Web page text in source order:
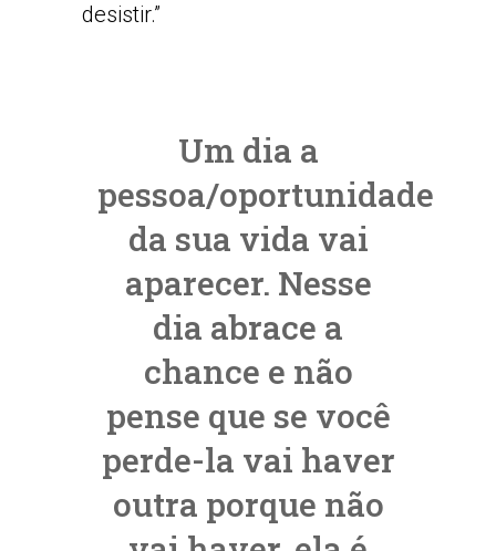
desistir.”
Um dia a
pessoa/oportunidade
da sua vida vai
aparecer. Nesse
dia abrace a
chance e não
pense que se você
perde-la vai haver
outra porque não